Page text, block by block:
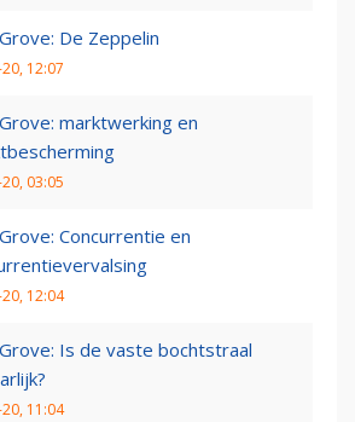
De Zeppelin
12:07
marktwerking en
03:05
Concurrentie en
12:04
Is de vaste bochtstraal
11:04